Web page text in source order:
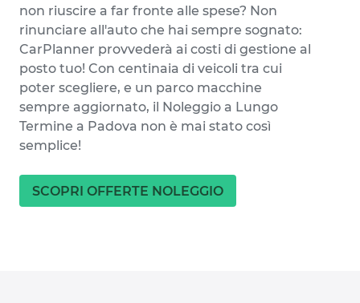
non riuscire a far fronte alle spese? Non
rinunciare all'auto che hai sempre sognato:
CarPlanner provvederà ai costi di gestione al
posto tuo! Con centinaia di veicoli tra cui
poter scegliere, e un parco macchine
sempre aggiornato, il Noleggio a Lungo
Termine a Padova non è mai stato così
semplice!
SCOPRI OFFERTE NOLEGGIO